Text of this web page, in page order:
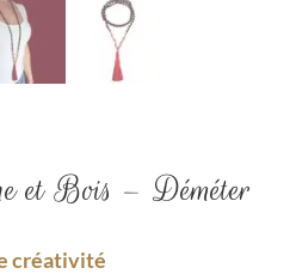
et Bois – Déméter
créativité